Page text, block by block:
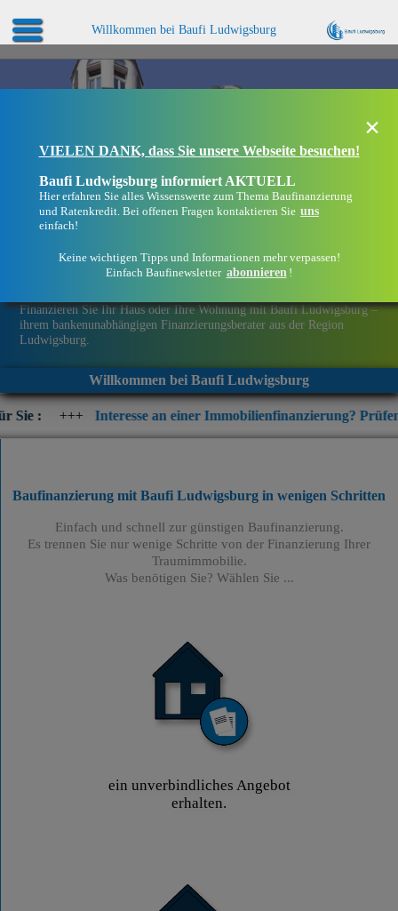
Willkommen bei Baufi Ludwigsburg
Finanzieren Sie Ihr Haus oder Ihre Wohnung mit Baufi Ludwigsburg –
ihrem bankenunabhängigen Finanzierungsberater aus der Region
Ludwigsburg.
Willkommen bei Baufi Ludwigsburg
Interesse an einer Immobilienfinanzierung? Prüfen Sie jetzt
×
VIELEN DANK, dass Sie unsere Webseite besuchen!
Baufi Ludwigsburg informiert AKTUELL
Hier erfahren Sie alles Wissenswerte zum Thema Baufinanzierung
und Ratenkredit. Bei offenen Fragen kontaktieren Sie uns
einfach!
Keine wichtigen Tipps und Informationen mehr verpassen!
Einfach Baufinewsletter abonnieren !
Baufinanzierung mit Baufi Ludwigsburg in wenigen Schritten
Einfach und schnell zur günstigen Baufinanzierung.
Es trennen Sie nur wenige Schritte von der Finanzierung Ihrer
Traumimmobilie.
Was benötigen Sie? Wählen Sie ...
ein unverbindliches Angebot
erhalten.